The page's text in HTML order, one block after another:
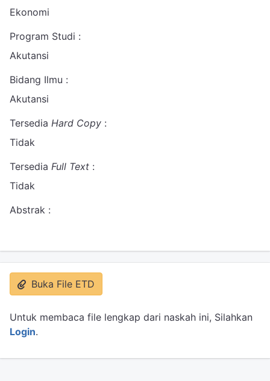
Ekonomi
Program Studi :
Akutansi
Bidang Ilmu :
Akutansi
Tersedia Hard Copy :
Tidak
Tersedia Full Text :
Tidak
Abstrak :
Buka File ETD
Untuk membaca file lengkap dari naskah ini, Silahkan
Login.